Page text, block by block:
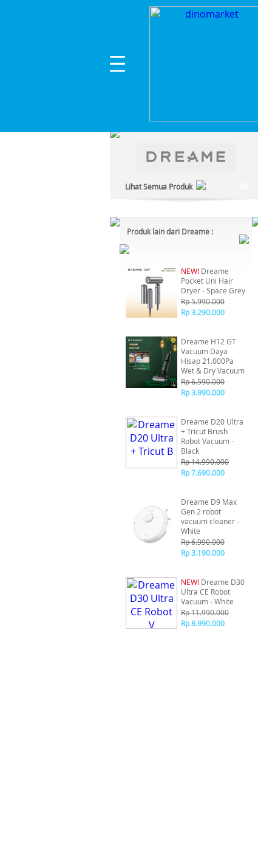
Home
Lihat Semua Produk
Produk lain dari Dreame :
NEW! Dreame
Pocket Uni Hair
Dryer - Space Grey
Rp 5.990.000
Rp 3.290.000
Dreame H12 GT
Vacuum Daya
Hisap 21.000Pa
Wet & Dry Vacuum
Rp 6.590.000
Rp 3.990.000
Dreame D20 Ultra
+ Tricut Brush
Robot Vacuum -
Black
Rp 14.990.000
Rp 7.690.000
Dreame D9 Max
Gen 2 robot
vacuum cleaner -
White
Rp 6.990.000
Rp 3.190.000
NEW! Dreame D30
Ultra CE Robot
Vacuum - White
Rp 11.990.000
Rp 8.990.000